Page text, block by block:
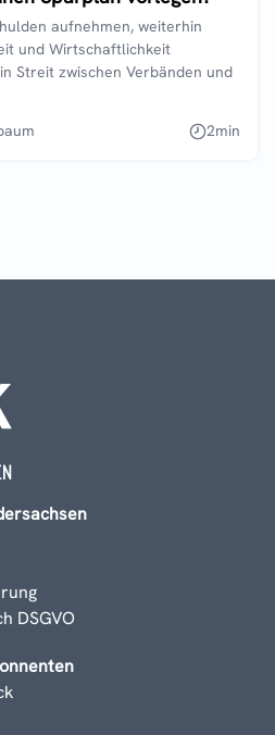
aufnehmen, weiterhin
und Wirtschaftlichkeit
Streit zwischen Verbänden und
2min
DSGVO